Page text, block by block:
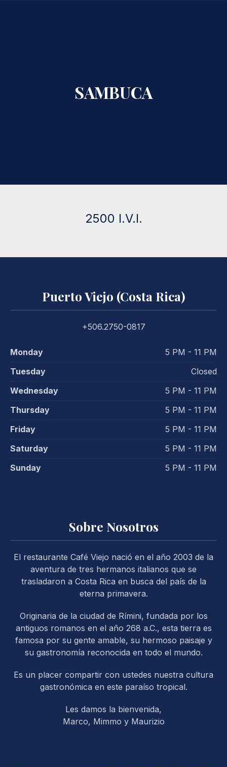
SAMBUCA
2500 I.V.I.
Puerto Viejo (Costa Rica)
+506.2750-0817
Monday
5 PM - 11 PM
Tuesday
Closed
Wednesday
5 PM - 11 PM
Thursday
5 PM - 11 PM
Friday
5 PM - 11 PM
Saturday
5 PM - 11 PM
Sunday
5 PM - 11 PM
Sobre Nosotros
El restaurante Café Viejo nació en el año 2003 de la
aventura de tres hermanos italianos que se
trasladaron a Costa Rica en busca del país de la
eterna primavera.
Originaria de la ciudad de Rímini, fundada por los
antiguos romanos en el año 268 a.C., esta tierra es
famosa por su gente amable, su hermoso paisaje y
su gastronomía reconocida en todo el mundo.
Es un placer compartir con ustedes nuestra cultura
gastronómica en este paraíso tropical.
Les damos la bienvenida,
Marco, Mimmo y Maurizio